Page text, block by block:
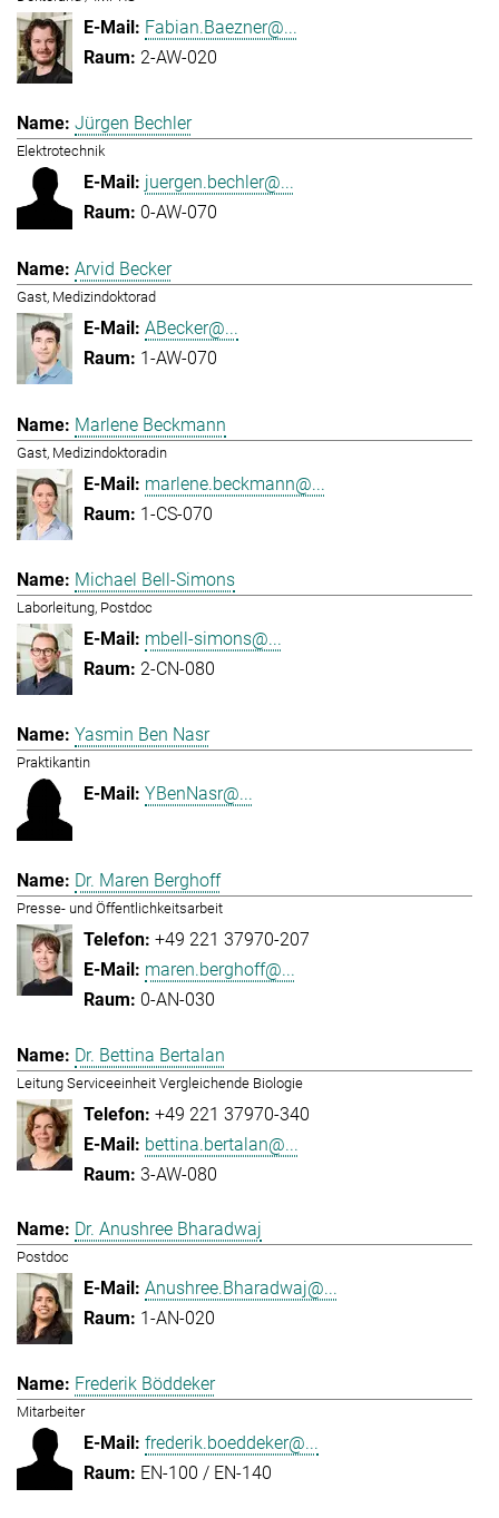
Fabian.Baezner@...
2-AW-020
Jürgen Bechler
Elektrotechnik
juergen.bechler@...
0-AW-070
Arvid Becker
Gast, Medizindoktorad
ABecker@...
1-AW-070
Marlene Beckmann
Gast, Medizindoktoradin
marlene.beckmann@...
1-CS-070
Michael Bell-Simons
Laborleitung, Postdoc
mbell-simons@...
2-CN-080
Yasmin Ben Nasr
Praktikantin
YBenNasr@...
Dr. Maren Berghoff
Presse- und Öffentlichkeitsarbeit
+49 221 37970-207
maren.berghoff@...
0-AN-030
Dr. Bettina Bertalan
Leitung Serviceeinheit Vergleichende Biologie
+49 221 37970-340
bettina.bertalan@...
3-AW-080
Dr. Anushree Bharadwaj
Postdoc
Anushree.Bharadwaj@...
1-AN-020
Frederik Böddeker
Mitarbeiter
frederik.boeddeker@...
EN-100 / EN-140